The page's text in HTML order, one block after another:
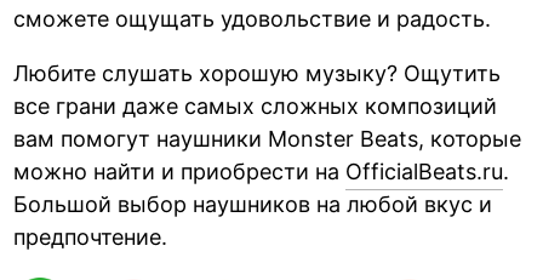
сможете ощущать удовольствие и радость.
Любите слушать хорошую музыку? Ощутить
все грани даже самых сложных композиций
вам помогут наушники Monster Beats, которые
можно найти и приобрести на OfficialBeats.ru.
Большой выбор наушников на любой вкус и
предпочтение.